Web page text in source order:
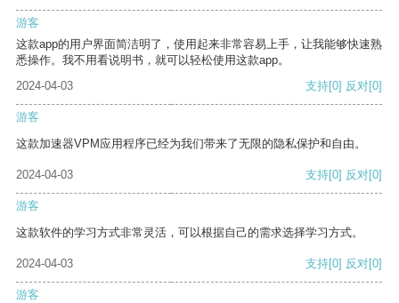
游客
这款app的用户界面简洁明了，使用起来非常容易上手，让我能够快速熟
悉操作。我不用看说明书，就可以轻松使用这款app。
2024-04-03
支持[0] 反对[0]
游客
这款加速器VPM应用程序已经为我们带来了无限的隐私保护和自由。
2024-04-03 支持[0] 反对[0]
游客
这款软件的学习方式非常灵活，可以根据自己的需求选择学习方式。
2024-04-03 支持[0] 反对[0]
游客